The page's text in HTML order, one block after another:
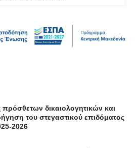
δικαιολογητικών και
του στεγαστικού επιδόματος
2026